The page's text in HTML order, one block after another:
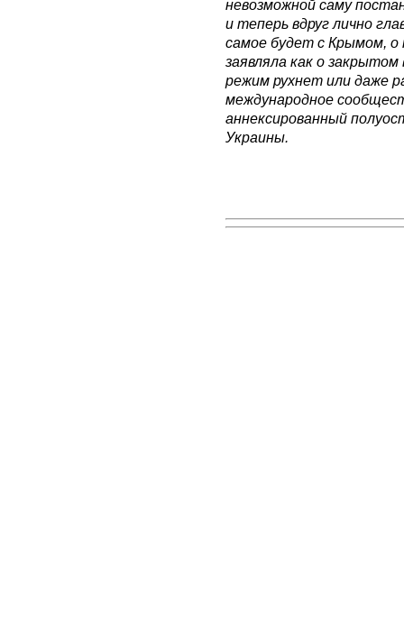
невозможной саму
и теперь вдруг лично
самое будет с Крымом,
заявляла как о
режим рухнет или даже
международное
аннексированный
Украины.